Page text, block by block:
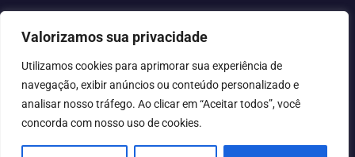
Valorizamos sua privacidade
Utilizamos cookies para aprimorar sua experiência de
navegação, exibir anúncios ou conteúdo personalizado e
analisar nosso tráfego. Ao clicar em “Aceitar todos”, você
concorda com nosso uso de cookies.